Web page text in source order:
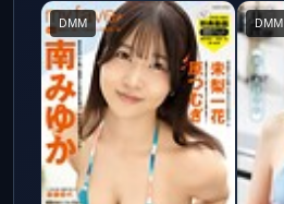
DMM DMM